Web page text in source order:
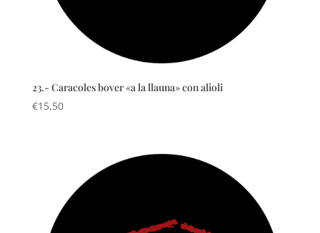
23.- Caracoles bover «a la llauna» con alioli
€15,50